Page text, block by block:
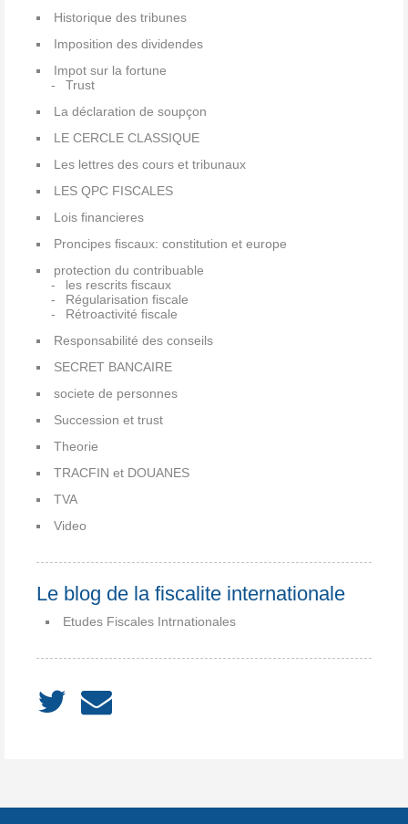
Historique des tribunes
Imposition des dividendes
Impot sur la fortune
Trust
La déclaration de soupçon
LE CERCLE CLASSIQUE
Les lettres des cours et tribunaux
LES QPC FISCALES
Lois financieres
Proncipes fiscaux: constitution et europe
protection du contribuable
les rescrits fiscaux
Régularisation fiscale
Rétroactivité fiscale
Responsabilité des conseils
SECRET BANCAIRE
societe de personnes
Succession et trust
Theorie
TRACFIN et DOUANES
TVA
Video
Le blog de la fiscalite internationale
Etudes Fiscales Intrnationales